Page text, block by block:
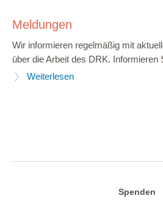
Meldungen
Wir informieren regelmäßig mit
über die Arbeit des DRK. Informieren
Weiterlesen
Spenden